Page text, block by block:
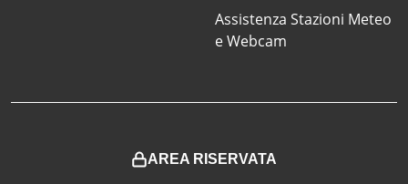
Assistenza Stazioni Meteo
e Webcam
AREA RISERVATA